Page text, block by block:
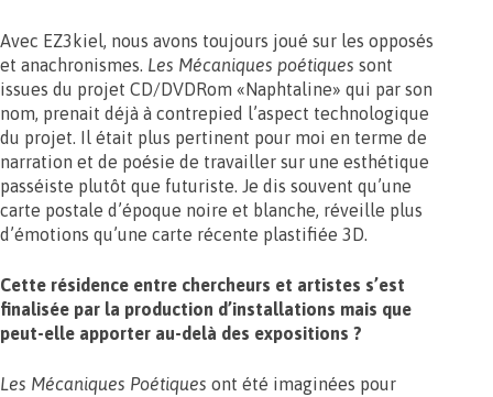
Avec EZ3kiel, nous avons toujours joué sur les opposés
et anachronismes. Les Mécaniques poétiques sont
issues du projet CD/DVDRom «Naphtaline» qui par son
nom, prenait déjà à contrepied l’aspect technologique
du projet. Il était plus pertinent pour moi en terme de
narration et de poésie de travailler sur une esthétique
passéiste plutôt que futuriste. Je dis souvent qu’une
carte postale d’époque noire et blanche, réveille plus
d’émotions qu’une carte récente plastifiée 3D.
Cette résidence entre chercheurs et artistes s’est
finalisée par la production d’installations mais que
peut-elle apporter au-delà des expositions ?
Les Mécaniques Poétiques ont été imaginées pour